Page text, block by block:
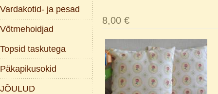
Vardakotid- ja pesad
Võtmehoidjad
Topsid taskutega
Päkapikusokid
JÕULUD
8,00 €